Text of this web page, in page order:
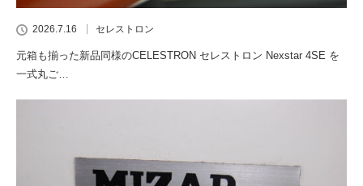
2026.7.16 セレストロン
元箱も揃った新品同様のCELESTRON セレストロン Nexstar 4SE を
一式丸ご…